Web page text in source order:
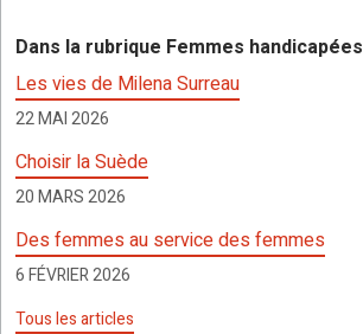
b
o
o
k
er s
A
p
n
g
er
p
c
g
er
Dans la rubrique Femmes handicapées
Les vies de Milena Surreau
22 MAI 2026
Choisir la Suède
20 MARS 2026
Des femmes au service des femmes
6 FÉVRIER 2026
Tous les articles